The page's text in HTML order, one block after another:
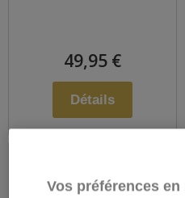
49,95 €
Détails
Vos préférences